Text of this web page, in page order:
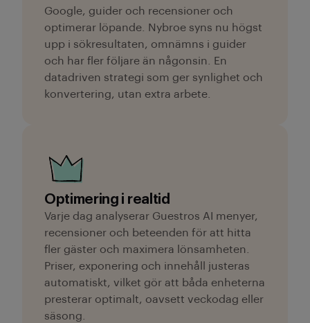
Google, guider och recensioner och
optimerar löpande. Nybroe syns nu högst
upp i sökresultaten, omnämns i guider
och har fler följare än någonsin. En
datadriven strategi som ger synlighet och
konvertering, utan extra arbete.
Optimering i realtid
Varje dag analyserar Guestros AI menyer,
recensioner och beteenden för att hitta
fler gäster och maximera lönsamheten.
Priser, exponering och innehåll justeras
automatiskt, vilket gör att båda enheterna
presterar optimalt, oavsett veckodag eller
säsong.